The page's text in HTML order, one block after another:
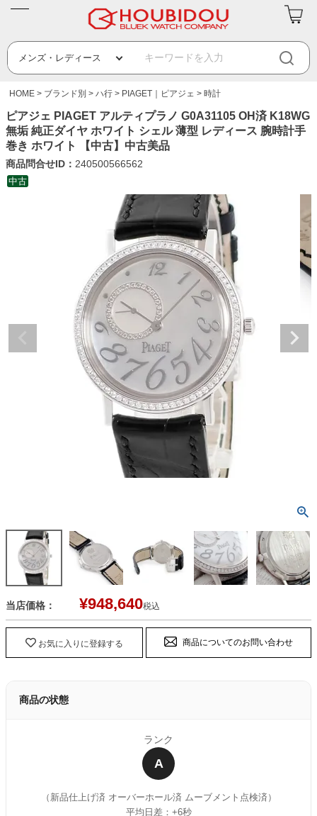
HOME ブランド別 ハ行 PIAGET｜ピアジェ 時計
ピアジェ PIAGET アルティプラノ G0A31105 OH済 K18WG
無垢 純正ダイヤ ホワイト シェル 薄型 レディース 腕時計手
巻き ホワイト 【中古】中古美品
商品問合せID： 240500566562
中古
当店価格： ¥948,640税込
お気に入りに登録する 商品についてのお問い合わせ
商品の状態
ランク
A
（新品仕上げ済 オーバーホール済 ムーブメント点検済）
平均日差：+6秒